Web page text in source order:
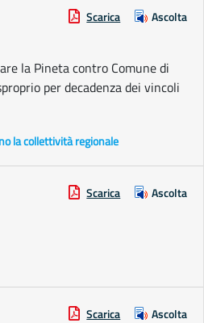
Scarica Ascolta
la Pineta contro Comune di
per decadenza dei vincoli
la collettività regionale
Scarica Ascolta
Scarica Ascolta